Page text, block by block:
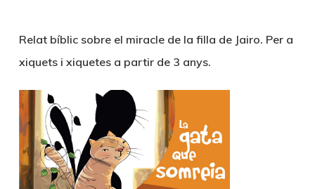
Relat bíblic sobre el miracle de la filla de Jairo. Per a
xiquets i xiquetes a partir de 3 anys.